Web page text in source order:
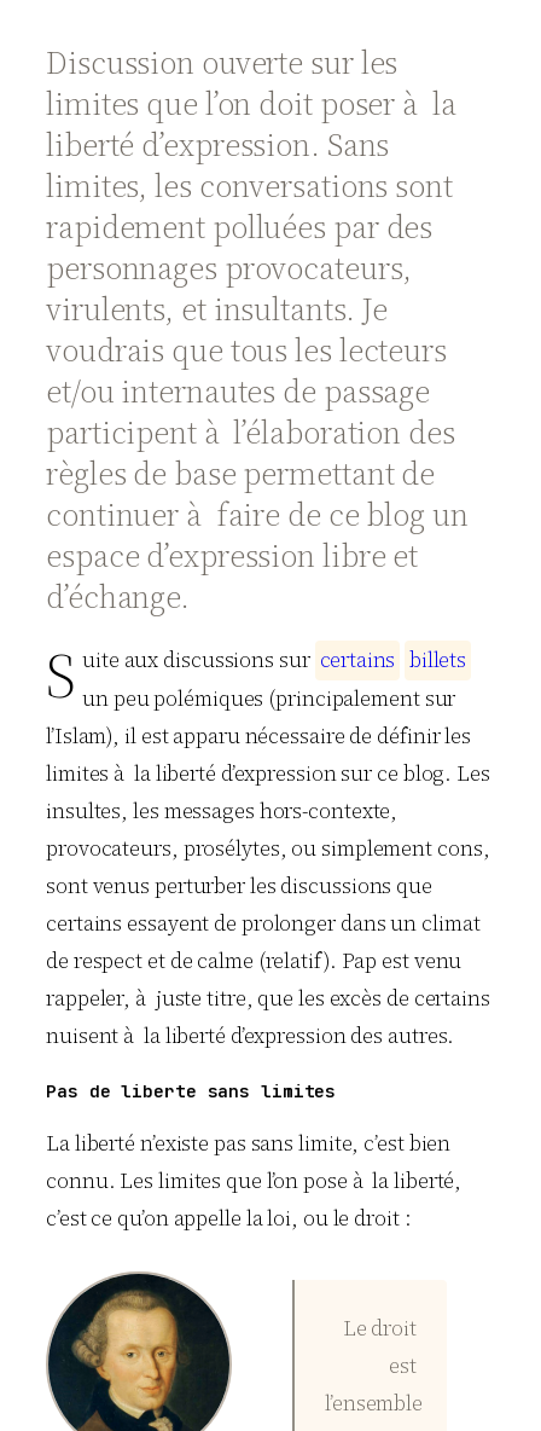
Discussion ouverte sur les
limites que l’on doit poser à la
liberté d’expression. Sans
limites, les conversations sont
rapidement polluées par des
personnages provocateurs,
virulents, et insultants. Je
voudrais que tous les lecteurs
et/ou internautes de passage
participent à l’élaboration des
règles de base permettant de
continuer à faire de ce blog un
espace d’expression libre et
d’échange.
S uite aux discussions sur certains billets
un peu polémiques (principalement sur
l’Islam), il est apparu nécessaire de définir les
limites à la liberté d’expression sur ce blog. Les
insultes, les messages hors-contexte,
provocateurs, prosélytes, ou simplement cons,
sont venus perturber les discussions que
certains essayent de prolonger dans un climat
de respect et de calme (relatif). Pap est venu
rappeler, à juste titre, que les excès de certains
nuisent à la liberté d’expression des autres.
Pas de liberte sans limites
La liberté n’existe pas sans limite, c’est bien
connu. Les limites que l’on pose à la liberté,
c’est ce qu’on appelle la loi, ou le droit :
Le droit
est
l’ensemble